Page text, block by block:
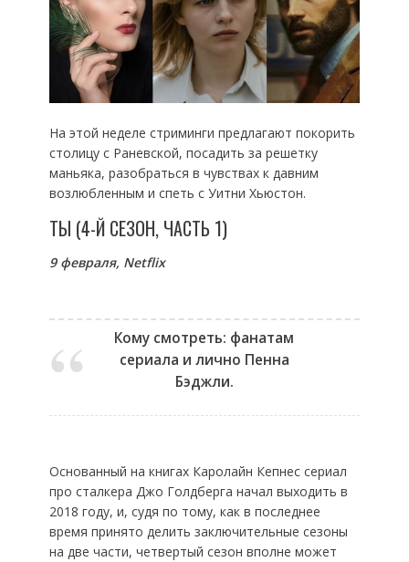
На этой неделе стриминги предлагают покорить
столицу с Раневской, посадить за решетку
маньяка, разобраться в чувствах к давним
возлюбленным и спеть с Уитни Хьюстон.
ТЫ (4-Й СЕЗОН, ЧАСТЬ 1)
9 февраля, Netflix
Кому смотреть: фанатам
сериала и лично Пенна
Бэджли.
Основанный на книгах Каролайн Кепнес сериал
про сталкера Джо Голдберга начал выходить в
2018 году, и, судя по тому, как в последнее
время принято делить заключительные сезоны
на две части, четвертый сезон вполне может